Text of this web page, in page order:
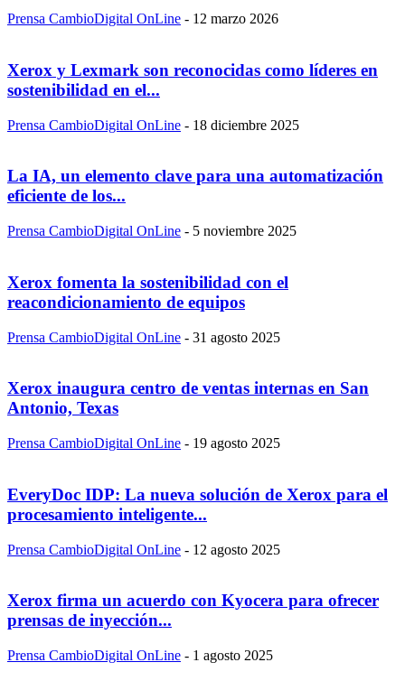
Prensa CambioDigital OnLine - 12 marzo 2026
Xerox y Lexmark son reconocidas como líderes en
sostenibilidad en el...
Prensa CambioDigital OnLine - 18 diciembre 2025
La IA, un elemento clave para una automatización
eficiente de los...
Prensa CambioDigital OnLine - 5 noviembre 2025
Xerox fomenta la sostenibilidad con el
reacondicionamiento de equipos
Prensa CambioDigital OnLine - 31 agosto 2025
Xerox inaugura centro de ventas internas en San
Antonio, Texas
Prensa CambioDigital OnLine - 19 agosto 2025
EveryDoc IDP: La nueva solución de Xerox para el
procesamiento inteligente...
Prensa CambioDigital OnLine - 12 agosto 2025
Xerox firma un acuerdo con Kyocera para ofrecer
prensas de inyección...
Prensa CambioDigital OnLine - 1 agosto 2025